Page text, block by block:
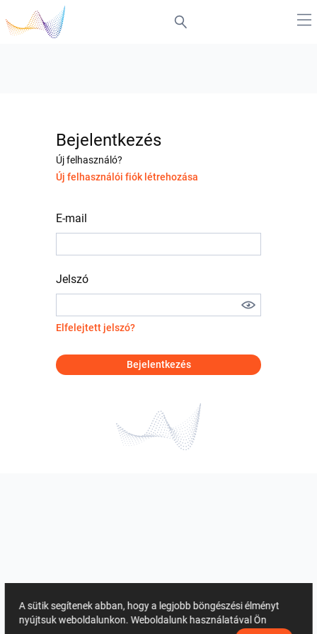
Bejelentkezés
Új felhasználó?
Új felhasználói fiók létrehozása
E-mail
Jelszó
Elfelejtett jelszó?
Bejelentkezés
A sütik segítenek abban, hogy a legjobb böngészési élményt
nyújtsuk weboldalunkon. Weboldalunk használatával Ön